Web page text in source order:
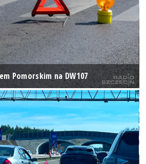
Pomorskim na DW107